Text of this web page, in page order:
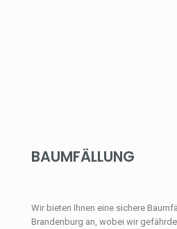
BAUMFÄLLUNG
Wir bieten Ihnen eine sichere
Brandenburg an, wobei wir